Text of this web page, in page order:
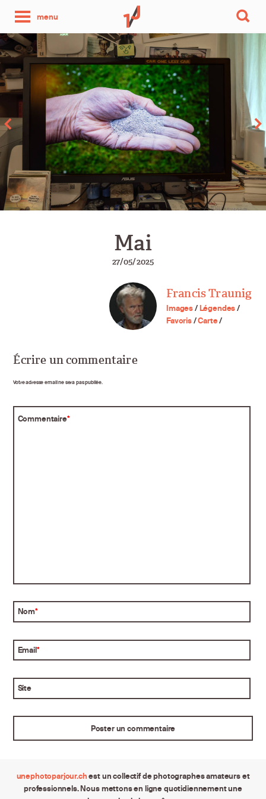
menu
photo
par
jour
Mai
27/05/2025
Francis Traunig
Images/Légendes/
Favoris/Carte/
Écrire un commentaire
Votre adresse email ne sera pas publiée.
Commentaire*
Nom*
Email*
Site
unephotoparjour.chest un collectif de photographes amateurs et
professionnels. Nous mettons en ligne quotidiennement une